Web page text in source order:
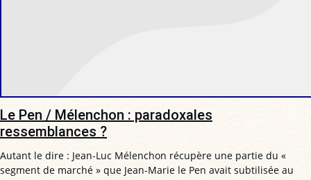
Le Pen / Mélenchon : paradoxales
ressemblances ?
Autant le dire : Jean-Luc Mélenchon récupère une partie du «
segment de marché » que Jean-Marie le Pen avait subtilisée au